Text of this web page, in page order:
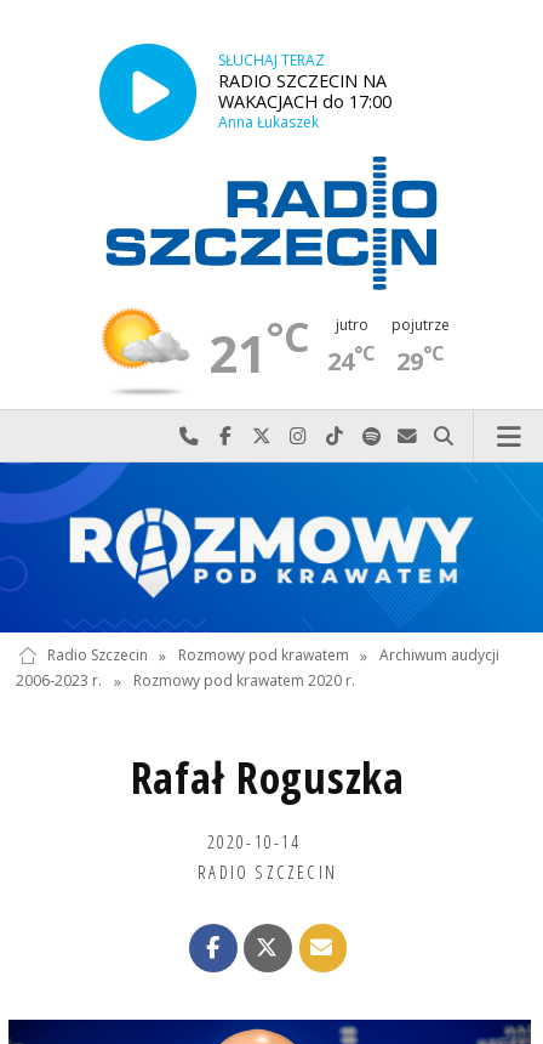
SŁUCHAJ TERAZ
RADIO SZCZECIN NA
WAKACJACH do 17:00
Anna Łukaszek
21°C jutro
24°C
pojutrze
29°C
Najlepiej po prostu do nas zadzwoń
Odwiedź nas na Facebook-u
Odwiedź nas na X
Odwiedź nas na Instagram-ie
Odwiedź nas na TikTok-u
Szukaj nas na Spotify
Wyślij do nas
Szukaj
Radio Szczecin » Rozmowy pod krawatem » Archiwum audycji
2006-2023 r.
» Rozmowy pod krawatem 2020 r.
Rafał Roguszka
2020-10-14
RADIO SZCZECIN